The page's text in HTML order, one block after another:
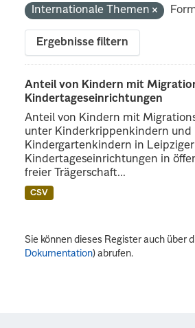
Internationale Themen
Ergebnisse filtern
Anteil von Kindern mit
Kindertageseinrichtungen
Anteil von Kindern mit
unter Kinderkrippenkindern und
Kindergartenkindern in Leipziger
Kindertageseinrichtungen in
freier Trägerschaft...
CSV
Sie können dieses Register auch über
Dokumentation) abrufen.